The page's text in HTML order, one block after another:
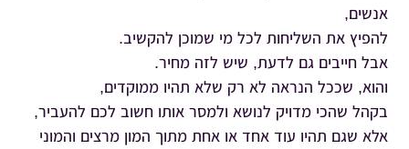
אנשים,
להפיץ את השליחות לכל מי שמוכן להקשיב.
אבל חייבים גם לדעת, שיש לזה מחיר.
והוא, שככל הנראה לא רק שלא תהיו ממוקדים,
בקהל שהכי מדויק לנושא ולמסר אותו חשוב לכם להעביר,
אלא שגם תהיו עוד אחד או אחת מתוך המון מרצים והמוני